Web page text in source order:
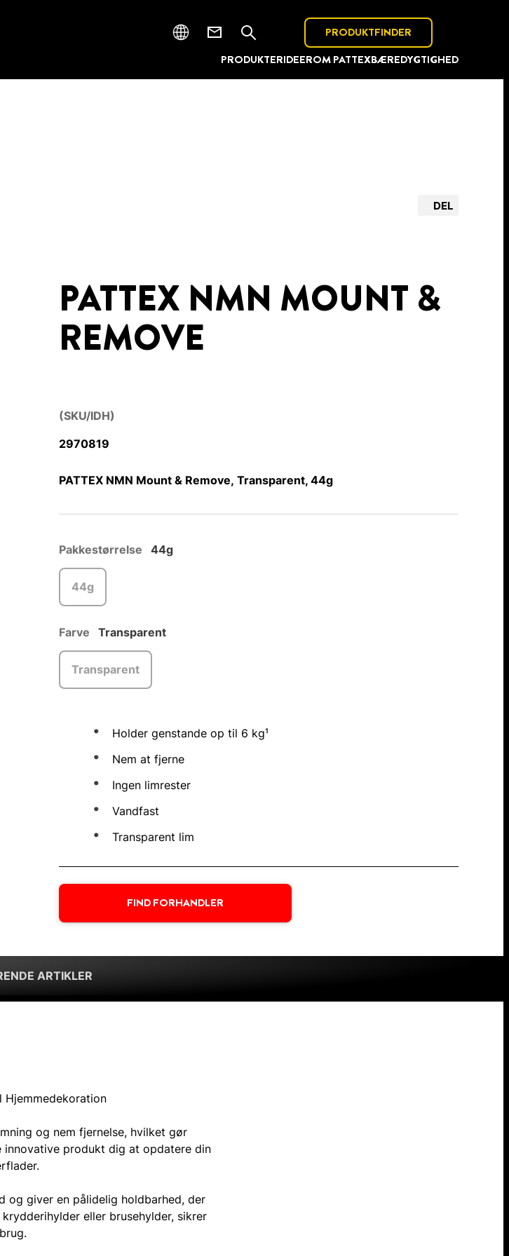
PRODUKTERIDEEROM PATTEXBÆREDYGTIGHED
PRODUKTFINDER
DEL
PATTEX NMN MOUNT &
REMOVE
(SKU/IDH)
2970819
PATTEX NMN Mount & Remove, Transparent, 44g
Pakkestørrelse 44g
44g
Farve Transparent
Transparent
Holder genstande op til 6 kg¹
Nem at fjerne
Ingen limrester
Vandfast
Transparent lim
FIND FORHANDLER
ARTIKLER
Hjemmedekoration
og nem fjernelse, hvilket gør
produkt dig at opdatere din
og giver en pålidelig holdbarhed, der
eller brusehylder, sikrer